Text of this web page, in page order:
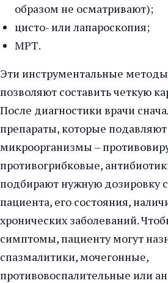
образом не осматривают);
цисто- или лапароскопия;
МРТ.
Эти инструментальные
позволяют составить четкую
После диагностики врачи
препараты, которые
микроорганизмы –
противогрибковые,
подбирают нужную дозировку
пациента, его состояния,
хронических заболеваний.
симптомы, пациенту могут
спазмалитики, мочегонные,
противовоспалительные или